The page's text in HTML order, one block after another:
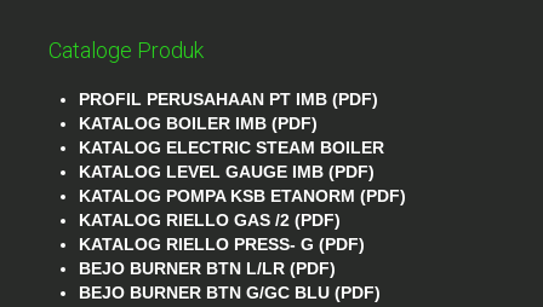
Cataloge Produk
PROFIL PERUSAHAAN PT IMB (PDF)
KATALOG BOILER IMB (PDF)
KATALOG ELECTRIC STEAM BOILER
KATALOG LEVEL GAUGE IMB (PDF)
KATALOG POMPA KSB ETANORM (PDF)
KATALOG RIELLO GAS /2 (PDF)
KATALOG RIELLO PRESS- G (PDF)
BEJO BURNER BTN L/LR (PDF)
BEJO BURNER BTN G/GC BLU (PDF)